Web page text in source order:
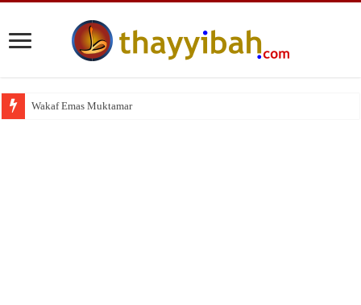
Wakaf Emas Muktamar